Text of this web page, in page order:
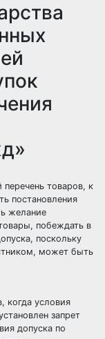
товаров, к
постановления
желание
побеждать в
поскольку
может быть
когда условия
запрет
допуска по